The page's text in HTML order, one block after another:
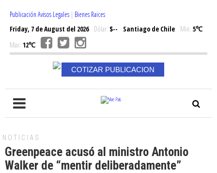
Publicación Avisos Legales | Bienes Raices
Friday, 7 de August del 2026Dólar: $-- Santiago de Chile Min: 5℃
Max: 12℃
COTIZAR PUBLICACION
NOTICIAS
Greenpeace acusó al ministro Antonio
Walker de “mentir deliberadamente”